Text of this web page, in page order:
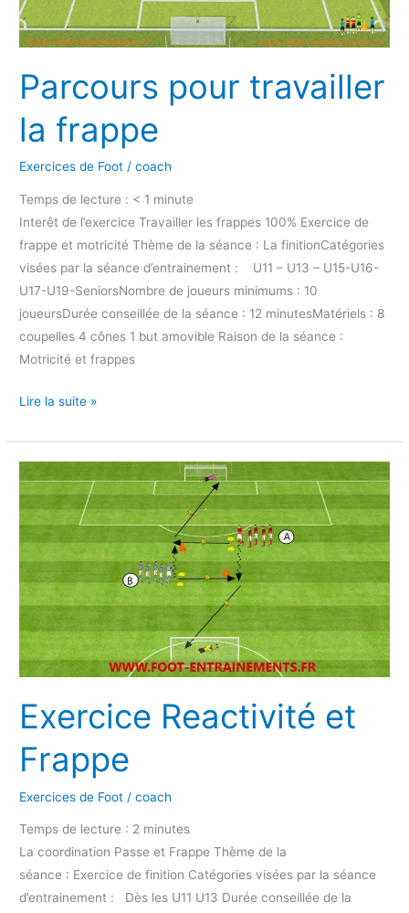
Parcours pour travailler
la frappe
Exercices de Foot /coach
Temps de lecture : < 1 minute
Interêt de l’exercice Travailler les frappes 100% Exercice de
frappe et motricité Thème de la séance : La finitionCatégories
visées par la séance d’entrainement : U11 – U13 – U15-U16-
U17-U19-SeniorsNombre de joueurs minimums : 10
joueursDurée conseillée de la séance : 12 minutesMatériels : 8
coupelles 4 cônes 1 but amovible Raison de la séance :
Motricité et frappes
Lire la suite »
Exercice Reactivité et
Frappe
Exercices de Foot /coach
Temps de lecture : 2 minutes
La coordination Passe et Frappe Thème de la
séance : Exercice de finition Catégories visées par la séance
d’entrainement : Dès les U11 U13 Durée conseillée de la
Reactivité
Frappe